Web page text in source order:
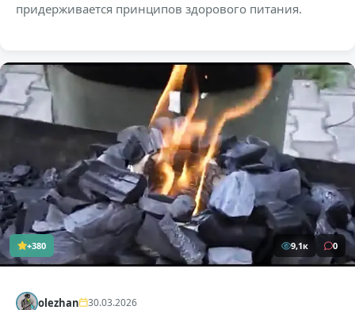
придерживается принципов здорового питания.
+380 9,1к 0
olezhan 30.03.2026